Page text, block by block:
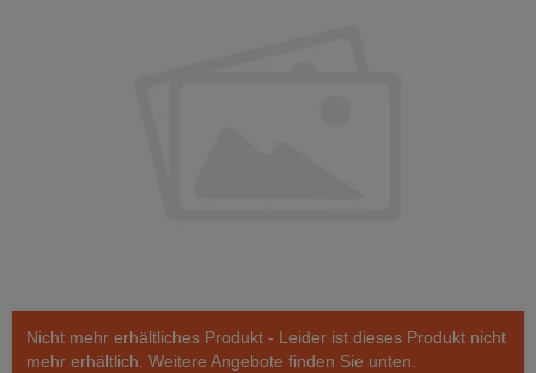
Nicht mehr erhältliches Produkt - Leider ist dieses Produkt nicht
mehr erhältlich. Weitere Angebote finden Sie unten.